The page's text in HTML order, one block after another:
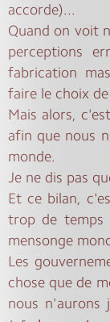
accorde)...
Quand on voit
perceptions
fabrication
faire le choix
Mais alors,
afin que nous
monde.
Je ne dis pas
Et ce bilan,
trop de temps
mensonge
Les
chose que de
nous n'aurons